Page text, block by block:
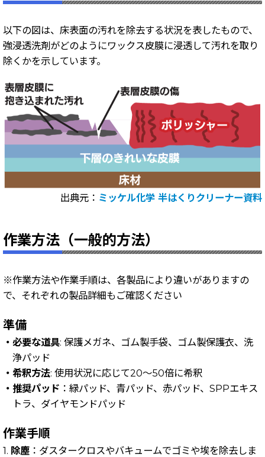
以下の図は、床表面の汚れを除去する状況を表したもので、
強浸透洗剤がどのようにワックス皮膜に浸透して汚れを取り
除くかを示しています。
出典元： ミッケル化学 半はくりクリーナー資料
作業方法（一般的方法）
※作業方法や作業手順は、各製品により違いがありますの
で、それぞれの製品詳細もご確認ください
準備
・必要な道具: 保護メガネ、ゴム製手袋、ゴム製保護衣、洗
浄パッド
・希釈方法: 使用状況に応じて20〜50倍に希釈
・推奨パッド ：緑パッド、青パッド、赤パッド、SPPエキス
トラ、ダイヤモンドパッド
作業手順
1. 除塵 ：ダスタークロスやバキュームでゴミや埃を除去しま